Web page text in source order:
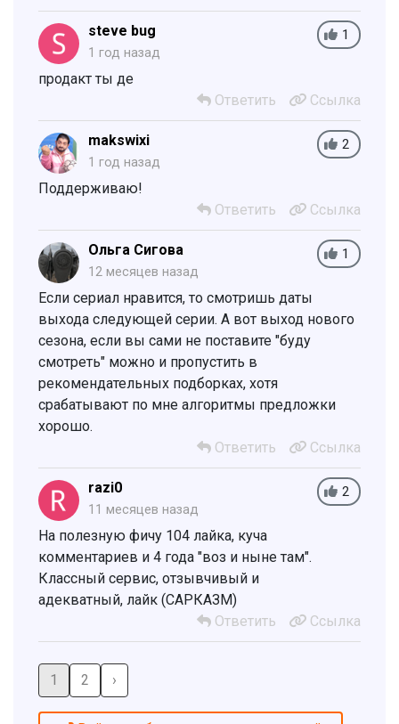
1
steve bug
1 год назад
продакт ты де
Ответить
Ссылка
2
makswixi
1 год назад
Поддерживаю!
Ответить
Ссылка
1
Ольга Сигова
12 месяцев назад
Если сериал нравится, то смотришь даты
выхода следующей серии. А вот выход нового
сезона, если вы сами не поставите "буду
смотреть" можно и пропустить в
рекомендательных подборках, хотя
срабатывают по мне алгоритмы предложки
хорошо.
Ответить
Ссылка
2
razi0
11 месяцев назад
На полезную фичу 104 лайка, куча
комментариев и 4 года "воз и ныне там".
Классный сервис, отзывчивый и
адекватный, лайк (САРКАЗМ)
Ответить
Ссылка
1 2 ›